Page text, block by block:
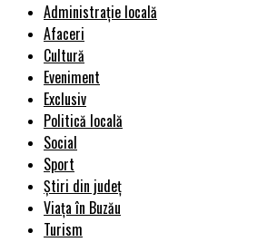
Administrație locală
Afaceri
Cultură
Eveniment
Exclusiv
Politică locală
Social
Sport
Știri din județ
Viața în Buzău
Turism